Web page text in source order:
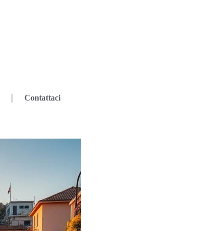
Contattaci